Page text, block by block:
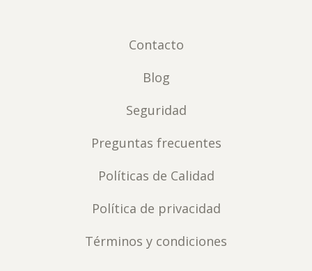
Contacto
Blog
Seguridad
Preguntas frecuentes
Políticas de Calidad
Política de privacidad
Términos y condiciones